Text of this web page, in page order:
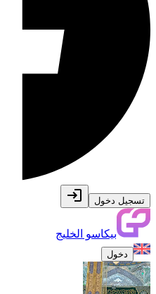
تسجيل دخول
بيكاسو الخليج
دخول